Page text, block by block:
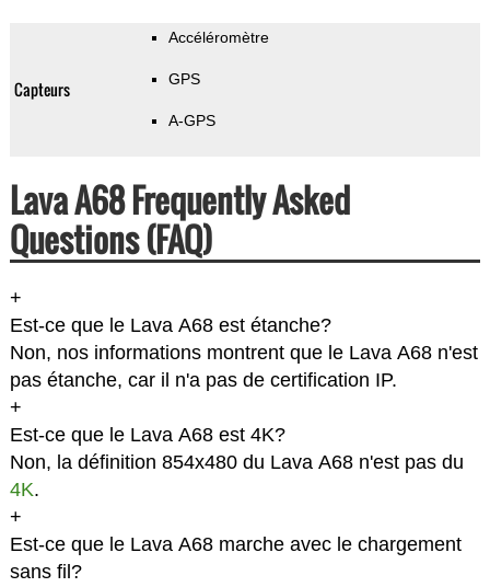
Capteurs
Accéléromètre
GPS
A-GPS
Lava A68 Frequently Asked
Questions (FAQ)
+
Est-ce que le Lava A68 est étanche?
Non, nos informations montrent que le Lava A68 n'est
pas étanche, car il n'a pas de certification IP.
+
Est-ce que le Lava A68 est 4K?
Non, la définition 854x480 du Lava A68 n'est pas du
4K.
+
Est-ce que le Lava A68 marche avec le chargement
sans fil?